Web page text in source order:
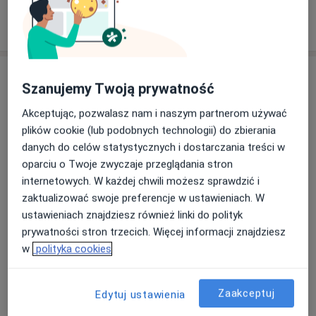
Szczegóły
Konsultacja stomatologiczna (kolejna wizyta)
Szczegóły
Konsultacja stomatologiczna (pierwsza wizyta)
Szczegóły
Szanujemy Twoją prywatność
Akceptując, pozwalasz nam i naszym partnerom używać
plików cookie (lub podobnych technologii) do zbierania
danych do celów statystycznych i dostarczania treści w
oparciu o Twoje zwyczaje przeglądania stron
internetowych. W każdej chwili możesz sprawdzić i
zaktualizować swoje preferencje w ustawieniach. W
ustawieniach znajdziesz również linki do polityk
prywatności stron trzecich. Więcej informacji znajdziesz
w polityka cookies
Edytuj ustawienia Zaakceptuj